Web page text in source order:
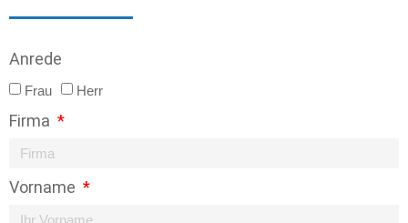
Anrede
Frau Herr
Firma
Vorname